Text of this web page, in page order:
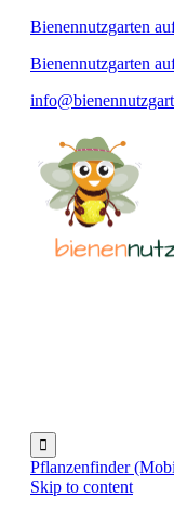
Bienennutzgarten
Bienennutzgarten

Pflanzenfinder
Skip to content